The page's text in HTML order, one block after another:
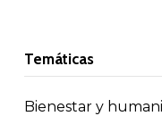
Temáticas
Bienestar y